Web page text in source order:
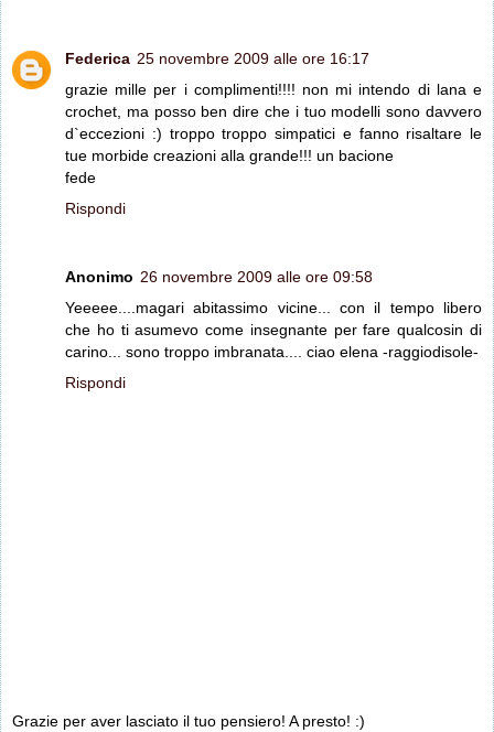
Federica 25 novembre 2009 alle ore 16:17
grazie mille per i complimenti!!!! non mi intendo di lana e
crochet, ma posso ben dire che i tuo modelli sono davvero
d`eccezioni :) troppo troppo simpatici e fanno risaltare le
tue morbide creazioni alla grande!!! un bacione
fede
Rispondi
Anonimo 26 novembre 2009 alle ore 09:58
Yeeeee....magari abitassimo vicine... con il tempo libero
che ho ti asumevo come insegnante per fare qualcosin di
carino... sono troppo imbranata.... ciao elena -raggiodisole-
Rispondi
Grazie per aver lasciato il tuo pensiero! A presto! :)